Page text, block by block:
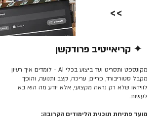
>>
✦ קריאייטיב פרודקשן
מקונספט ותסריט ועד ביצוע בכלי AI - לומדים איך רעיון
מקבל סטוריבורד, פריים, עריכה, קצב ותנועה, והופך
לווידאו שלא רק נראה מקצועי, אלא יודע מה הוא בא
לעשות.
מועד פתיחת תוכנית הלימודים הקרובה: